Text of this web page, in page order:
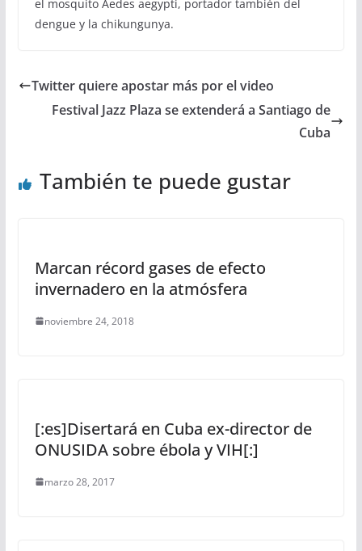
el mosquito Aedes aegypti, portador también del
dengue y la chikungunya.
Twitter quiere apostar más por el video
Festival Jazz Plaza se extenderá a Santiago de
Cuba
También te puede gustar
Marcan récord gases de efecto
invernadero en la atmósfera
noviembre 24, 2018
[:es]Disertará en Cuba ex-director de
ONUSIDA sobre ébola y VIH[:]
marzo 28, 2017